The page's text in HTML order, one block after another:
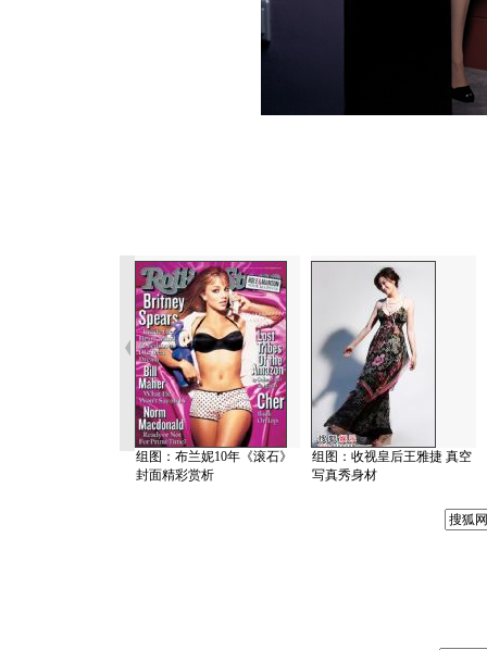
组图：布兰妮10年《滚石》
封面精彩赏析
组图：收视皇后王雅捷 真空
写真秀身材